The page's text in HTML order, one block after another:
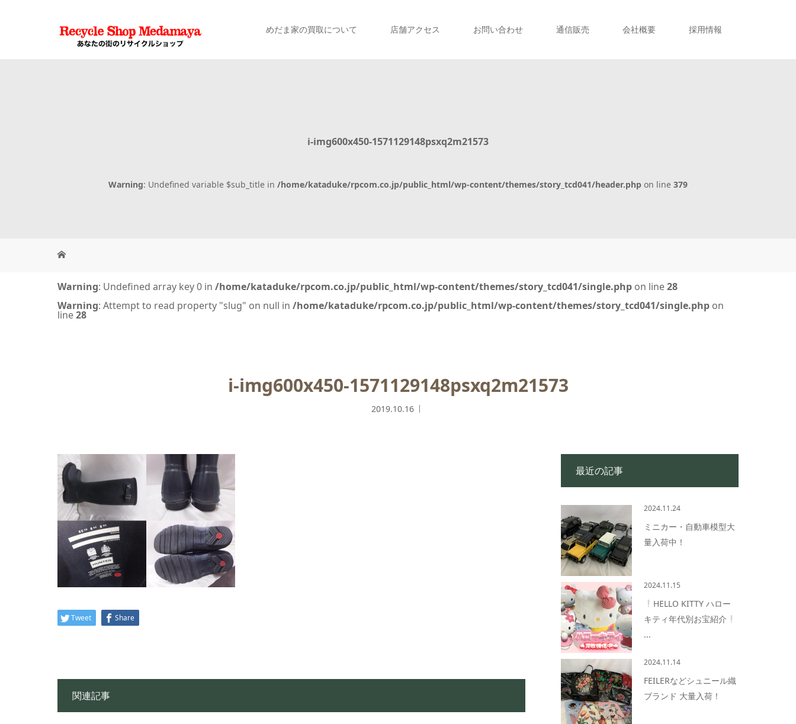
めだま家の買取について 店舗アクセス お問い合わせ 通信販売 会社概要 採用情報
i-img600x450-1571129148psxq2m21573
Warning: Undefined variable $sub_title in /home/kataduke/rpcom.co.jp/public_html/wp-content/themes/story_tcd041/header.php on line 379
Warning: Undefined array key 0 in /home/kataduke/rpcom.co.jp/public_html/wp-content/themes/story_tcd041/single.php on line28
Warning: Attempt to read property "slug" on null in /home/kataduke/rpcom.co.jp/public_html/wp-content/themes/story_tcd041/single.php on
line28
i-img600x450-1571129148psxq2m21573
2019.10.16
Tweet Share
関連記事
最近の記事
2024.11.24
ミニカー・自動車模型大
量入荷中！
2024.11.15
HELLO KITTY ハロー
キティ年代別お宝紹介
...
2024.11.14
FEILERなどシュニール織
ブランド 大量入荷！